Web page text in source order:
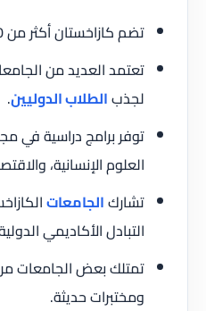
تضم كازاخستان أكثر من 50 جامعة ومعهدًا تعليميًا.
تعتمد العديد من
لجذبالطلاب الدوليين.
توفر برامج دراسية في
العلوم الإنسانية،
تشاركالجامعات
التبادل الأكاديمي
تمتلك بعض الجامعات
ومختبرات حديثة.